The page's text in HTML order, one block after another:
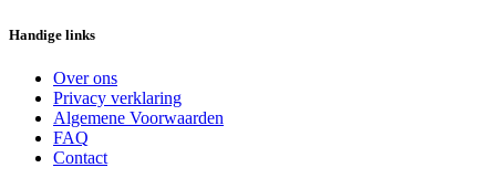
Handige links
Over ons
Privacy verklaring
Algemene Voorwaarden
FAQ
Contact